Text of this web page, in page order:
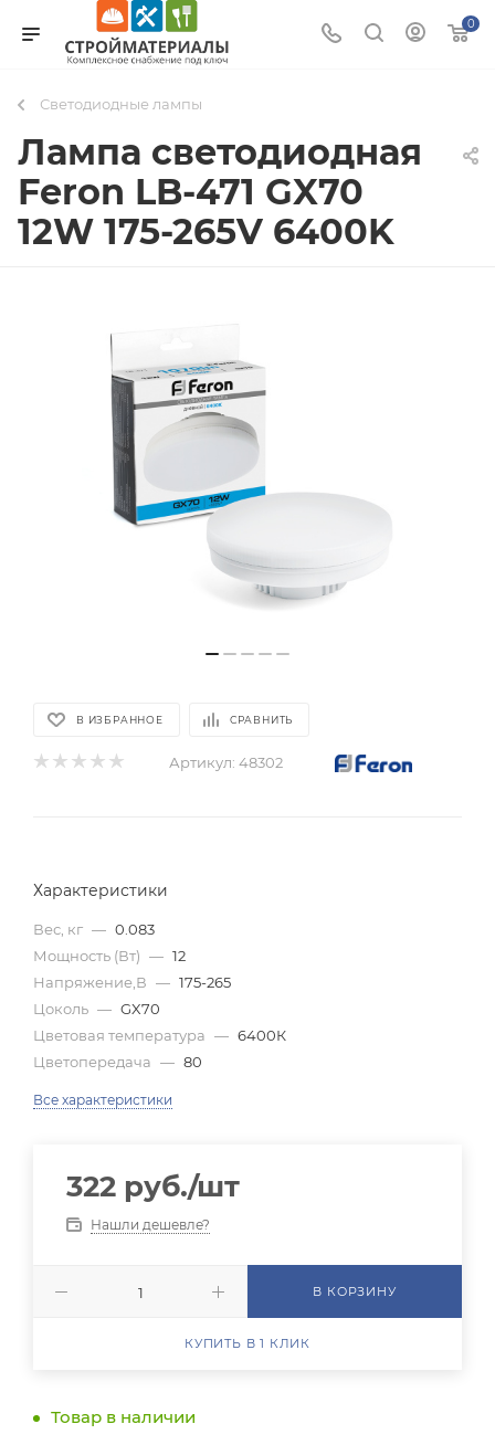
0
Светодиодные лампы
Лампа светодиодная
Feron LB-471 GX70
12W 175-265V 6400K
В ИЗБРАННОЕ СРАВНИТЬ
Артикул: 48302
Характеристики
Вес, кг — 0.083
Мощность (Вт) — 12
Напряжение,В — 175-265
Цоколь — GX70
Цветовая температура — 6400К
Цветопередача — 80
Все характеристики
322 руб./шт
Нашли дешевле?
В КОРЗИНУ
КУПИТЬ В 1 КЛИК
Товар в наличии